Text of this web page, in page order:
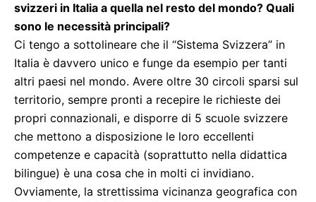
svizzeri in Italia a quella nel resto del mondo? Quali
sono le necessità principali?
Ci tengo a sottolineare che il “Sistema Svizzera” in
Italia è davvero unico e funge da esempio per tanti
altri paesi nel mondo. Avere oltre 30 circoli sparsi sul
territorio, sempre pronti a recepire le richieste dei
propri connazionali, e disporre di 5 scuole svizzere
che mettono a disposizione le loro eccellenti
competenze e capacità (soprattutto nella didattica
bilingue) è una cosa che in molti ci invidiano.
Ovviamente, la strettissima vicinanza geografica con